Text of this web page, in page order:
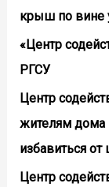
крыш по вине
«Центр
РГСУ
Центр
жителям дома
избавиться
Центр